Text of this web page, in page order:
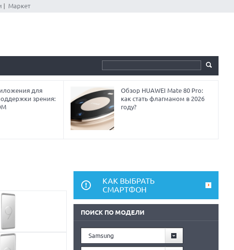
Маркет
для
зрения:
Обзор HUAWEI Mate 80 Pro:
как стать флагманом в 2026
году?
КАК ВЫБРАТЬ
СМАРТФОН
ПОИСК ПО МОДЕЛИ
Samsung